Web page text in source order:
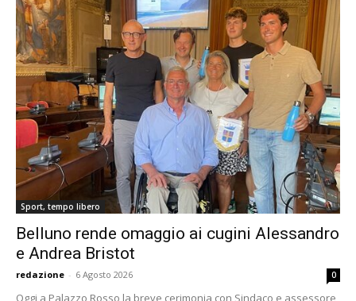
Sport, tempo libero
Belluno rende omaggio ai cugini Alessandro
e Andrea Bristot
redazione - 6 Agosto 2026 0
Oggi a Palazzo Rosso la breve cerimonia con Sindaco e assessore